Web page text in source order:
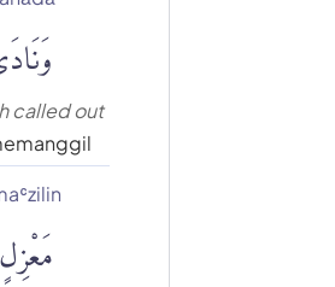
called out
مَعْزِلٍ